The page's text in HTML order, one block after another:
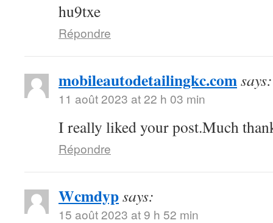
hu9txe
Répondre
mobileautodetailingkc.comsays:
11 août 2023 at 22 h 03 min
I really liked your post.Much
Répondre
Wcmdypsays:
15 août 2023 at 9 h 52 min